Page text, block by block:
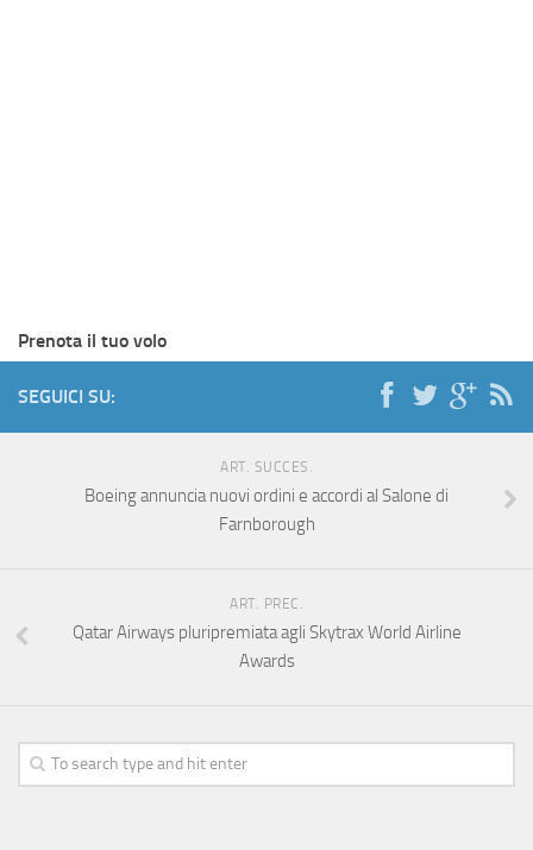
Prenota il tuo volo
SEGUICI SU:
ART. SUCCES.
Boeing annuncia nuovi ordini e accordi al Salone di
Farnborough
ART. PREC.
Qatar Airways pluripremiata agli Skytrax World Airline
Awards